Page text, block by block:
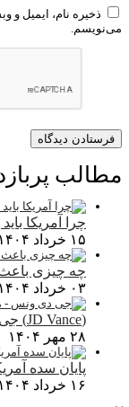
ذخیره نام، ایمیل و
می‌نویسم.
مطالب
چرا آمریکا
۱۵ خرداد ۱۴۰۴
چه چیزی
۰۳ خرداد ۱۴۰۴
(JD Vance) جی دی ونس
۲۸ مهر ۱۴۰۴
پایان سده
۱۶ خرداد ۱۴۰۴